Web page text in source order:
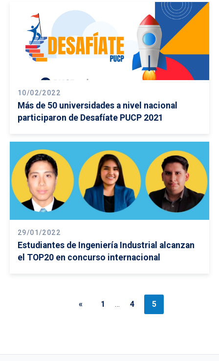
10/02/2022
Más de 50 universidades a nivel nacional
participaron de Desafíate PUCP 2021
29/01/2022
Estudiantes de Ingeniería Industrial alcanzan
el TOP20 en concurso internacional
« 1 … 4 5